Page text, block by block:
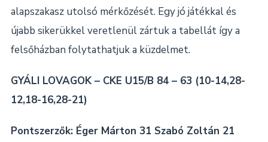
alapszakasz utolsó mérkőzését. Egy jó játékkal és
újabb sikerükkel veretlenül zártuk a tabellát így a
felsőházban folytathatjuk a küzdelmet.
GYÁLI LOVAGOK – CKE U15/B 84 – 63 (10-14,28-
12,18-16,28-21)
Pontszerzők: Éger Márton 31 Szabó Zoltán 21